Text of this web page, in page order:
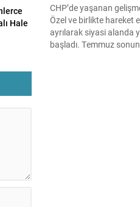
Hale
CHP’de yaşanan
Özel ve birlikte hareket
ayrılarak siyasi alanda
başladı. Temmuz